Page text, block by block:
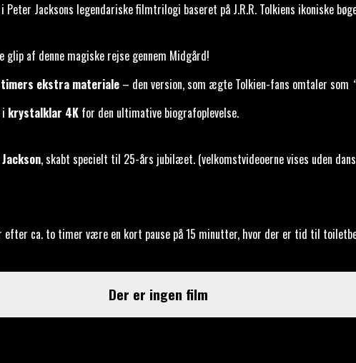
Jacksons legendariske filmtrilogi baseret på J.R.R. Tolkiens ikoniske
af denne magiske rejse gennem Midgård!
ekstra materiale – den version, som ægte Tolkien-fans omtaler som
i krystalklar 4K for den ultimative biografoplevelse.
, skabt specielt til 25-års jubilæet. (velkomstvideoerne vises uden
ca. to timer være en kort pause på 15 minutter, hvor der er tid til